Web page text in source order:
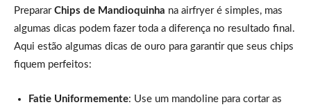
Preparar Chips de Mandioquinha na airfryer é simples, mas
algumas dicas podem fazer toda a diferença no resultado final.
Aqui estão algumas dicas de ouro para garantir que seus chips
fiquem perfeitos:
Fatie Uniformemente: Use um mandoline para cortar as